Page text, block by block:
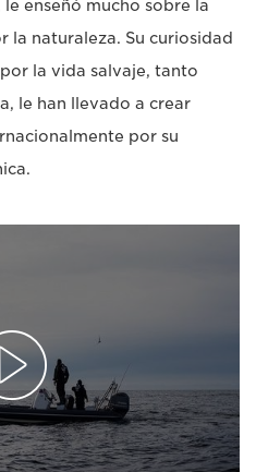
enseñó mucho sobre la
la naturaleza. Su curiosidad
la vida salvaje, tanto
le han llevado a crear
por su